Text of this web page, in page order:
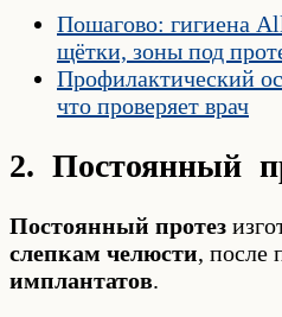
Пошагово: гигиена
щётки, зоны под
Профилактический
что проверяет врач
2. Постоянный
Постоянный протез
слепкам челюсти, после
имплантатов.